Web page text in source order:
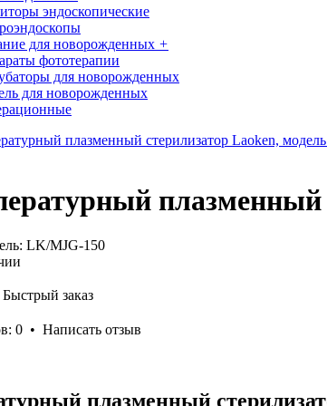
эндоскопические
для новорожденных +
фототерапии
для новорожденных
для новорожденных
LK/MJG-150
Быстрый заказ
0 • Написать отзыв
плазменный